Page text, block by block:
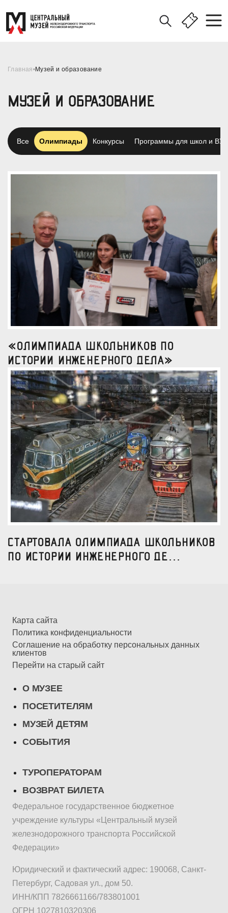
Главная Музей и образование
МУЗЕЙ И ОБРАЗОВАНИЕ
Все Олимпиады Конкурсы Программы для школ и
«Олимпиада школьников по
истории инженерного дела»
Стартовала Олимпиада школьников
по истории инженерного де...
Карта сайта
Политика конфиденциальности
Соглашение на обработку персональных данных
клиентов
Перейти на старый сайт
О МУЗЕЕ
ПОСЕТИТЕЛЯМ
МУЗЕЙ ДЕТЯМ
СОБЫТИЯ
ТУРОПЕРАТОРАМ
ВОЗВРАТ БИЛЕТА
Федеральное государственное бюджетное
учреждение культуры «Центральный музей
железнодорожного транспорта Российской
Федерации»
Юридический и фактический адрес: 190068, Санкт-
Петербург, Садовая ул., дом 50.
ИНН/КПП 7826661166/783801001
ОГРН 1027810320306